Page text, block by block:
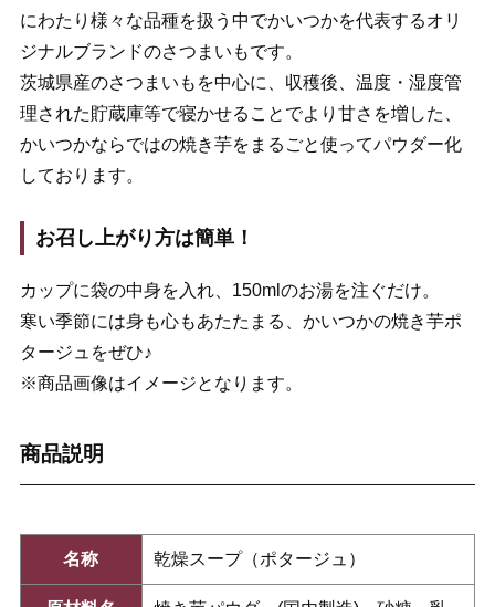
にわたり様々な品種を扱う中でかいつかを代表するオリ
ジナルブランドのさつまいもです。
茨城県産のさつまいもを中心に、収穫後、温度・湿度管
理された貯蔵庫等で寝かせることでより甘さを増した、
かいつかならではの焼き芋をまるごと使ってパウダー化
しております。
お召し上がり方は簡単！
カップに袋の中身を入れ、150mlのお湯を注ぐだけ。
寒い季節には身も心もあたたまる、かいつかの焼き芋ポ
タージュをぜひ♪
※商品画像はイメージとなります。
商品説明
名称 乾燥スープ（ポタージュ）